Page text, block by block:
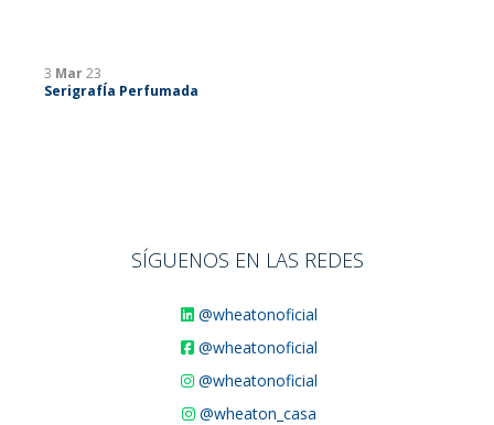
3 Mar23
SerigrafÍa Perfumada
SÍGUENOS EN LAS REDES
@wheatonoficial
@wheatonoficial
@wheatonoficial
@wheaton_casa